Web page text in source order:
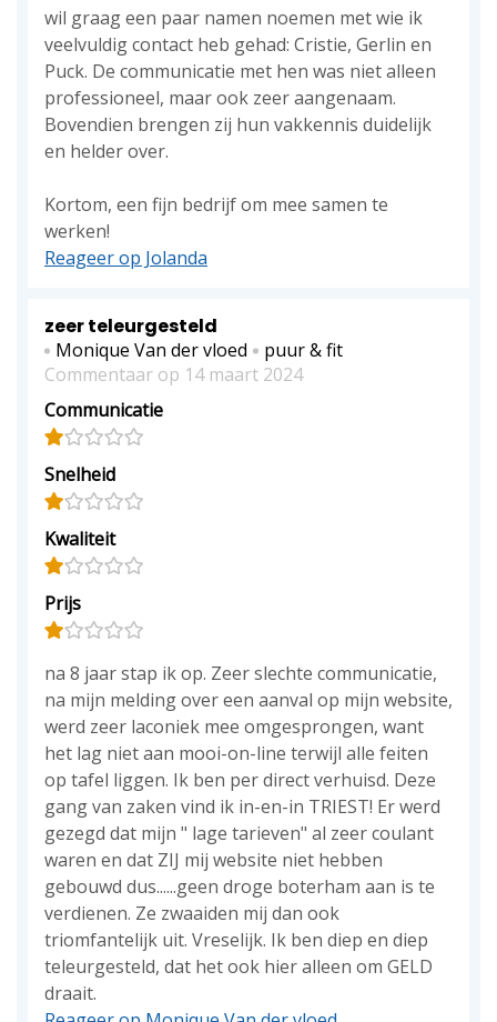
wil graag een paar namen noemen met wie ik
veelvuldig contact heb gehad: Cristie, Gerlin en
Puck. De communicatie met hen was niet alleen
professioneel, maar ook zeer aangenaam.
Bovendien brengen zij hun vakkennis duidelijk
en helder over.
Kortom, een fijn bedrijf om mee samen te
werken!
Reageer op Jolanda
zeer teleurgesteld
Monique Van der vloed
puur & fit
Commentaar op 14 maart 2024
Communicatie
Snelheid
Kwaliteit
Prijs
na 8 jaar stap ik op. Zeer slechte communicatie,
na mijn melding over een aanval op mijn website,
werd zeer laconiek mee omgesprongen, want
het lag niet aan mooi-on-line terwijl alle feiten
op tafel liggen. Ik ben per direct verhuisd. Deze
gang van zaken vind ik in-en-in TRIEST! Er werd
gezegd dat mijn " lage tarieven" al zeer coulant
waren en dat ZIJ mij website niet hebben
gebouwd dus......geen droge boterham aan is te
verdienen. Ze zwaaiden mij dan ook
triomfantelijk uit. Vreselijk. Ik ben diep en diep
teleurgesteld, dat het ook hier alleen om GELD
draait.